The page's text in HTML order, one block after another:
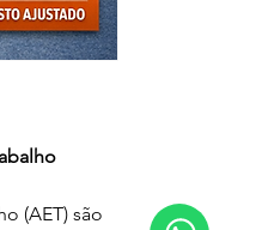
(AET) são